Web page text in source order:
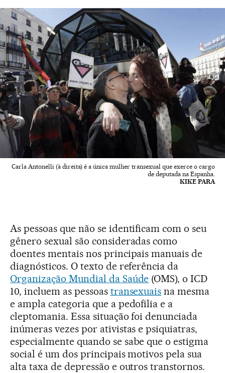
Carla Antonelli (à direita) é a única mulher transexual que exerce o cargo
de deputada na Espanha.
KIKE PARA
As pessoas que não se identificam com o seu
gênero sexual são consideradas como
doentes mentais nos principais manuais de
diagnósticos. O texto de referência da
Organização Mundial da Saúde (OMS), o ICD
10, incluem as pessoas transexuais na mesma
e ampla categoria que a pedofilia e a
cleptomania. Essa situação foi denunciada
inúmeras vezes por ativistas e psiquiatras,
especialmente quando se sabe que o estigma
social é um dos principais motivos pela sua
alta taxa de depressão e outros transtornos.